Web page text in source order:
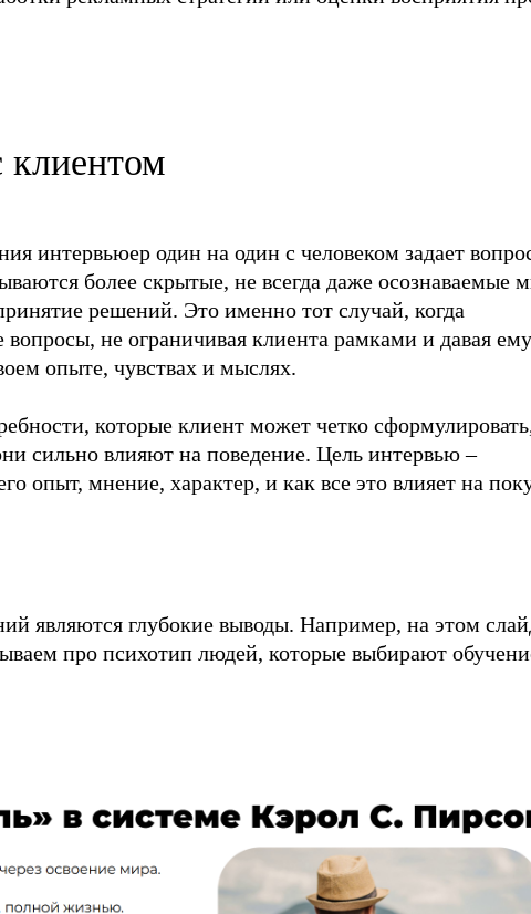
клиентом
интервьюер один на один с человеком задает
более скрытые, не всегда даже осознаваемые
решений. Это именно тот случай, когда
вопросы, не ограничивая клиента рамками и давая ему
опыте, чувствах и мыслях.
которые клиент может четко
сильно влияют на поведение. Цель интервью –
опыт, мнение, характер, и как все это влияет на
являются глубокие выводы. Например, на этом
про психотип людей, которые выбирают